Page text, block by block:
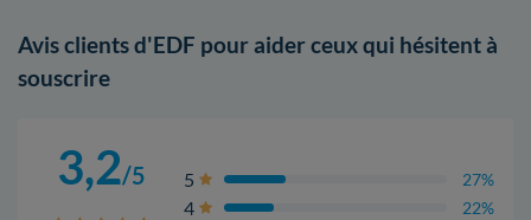
Avis clients d'EDF pour aider ceux qui hésitent à
souscrire
3,2/5 5 27%
4 22%